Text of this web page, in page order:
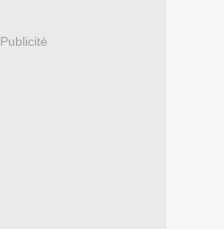
Publicité